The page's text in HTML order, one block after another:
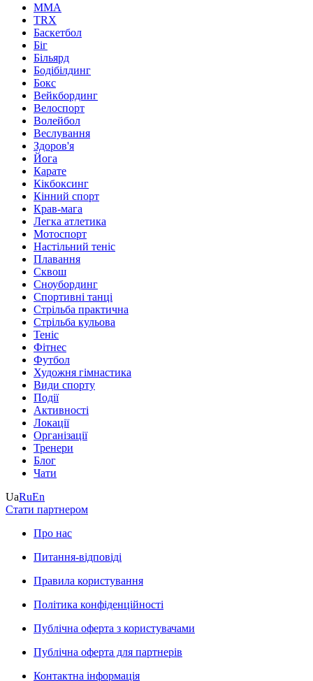
MMA
TRX
Баскетбол
Біг
Більярд
Бодібілдинг
Бокс
Вейкбординг
Велоспорт
Волейбол
Веслування
Здоров'я
Йога
Карате
Кікбоксинг
Кінний спорт
Крав-мага
Легка атлетика
Мотоспорт
Настільний теніс
Плавання
Сквош
Сноубординг
Спортивні танці
Стрільба практична
Стрільба кульова
Теніс
Фітнес
Футбол
Художня гімнастика
Види спорту
Події
Активності
Локації
Організації
Тренери
Блог
Чати
UaRuEn
Стати партнером
Про нас
Питання-відповіді
Правила користування
Політика конфіденційності
Публічна оферта з користувачами
Публічна оферта для партнерів
Контактна інформація